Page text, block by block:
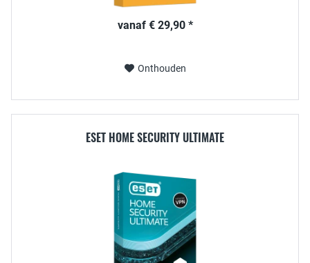
vanaf € 29,90 *
Onthouden
ESET HOME SECURITY ULTIMATE